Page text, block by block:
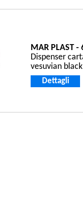
MAR PLAST -
Dispenser
vesuvian
Dettagli